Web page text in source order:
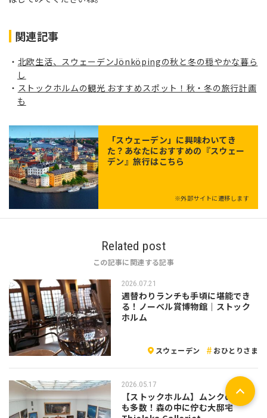
関連記事
北欧生活、スウェーデンJönköpingの秋と冬の穏やかな暮ら
し
ストックホルムの観光 おすすめスポット！秋・冬の旅行計画
も
「スウェーデン 」に興味わいてき
た？あなたにおすすめの『スウェー
デン』旅行はこちら
※外部サイトに遷移します
Related post
この記事に関連する記事
2026.07.21
週替わりランチも手頃に堪能でき
る！ノーベル賞博物館｜ストック
ホルム
スウェーデン おひとりさま
2026.05.17
【ストックホルム】ムンクの作品
も多数！森の中に佇む大邸宅